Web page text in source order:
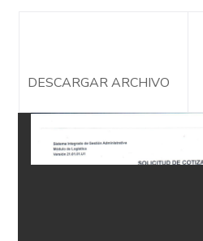
DESCARGAR ARCHIVO